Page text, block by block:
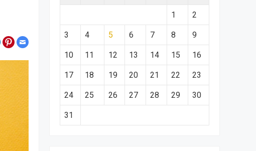
1 2
3 4 5 6 7 8 9
10 11 12 13 14 15 16
17 18 19 20 21 22 23
24 25 26 27 28 29 30
31